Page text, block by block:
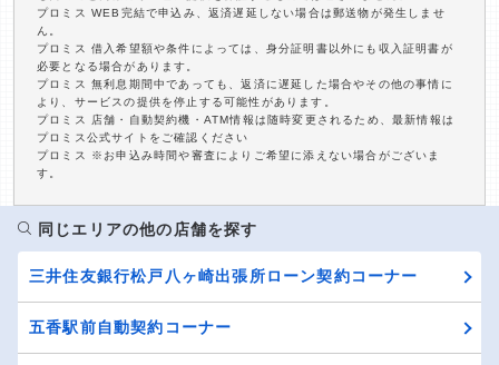
プロミス WEB完結で申込み、返済遅延しない場合は郵送物が発生しませ
ん。
プロミス 借入希望額や条件によっては、身分証明書以外にも収入証明書が
必要となる場合があります。
プロミス 無利息期間中であっても、返済に遅延した場合やその他の事情に
より、サービスの提供を停止する可能性があります。
プロミス 店舗・自動契約機・ATM情報は随時変更されるため、最新情報は
プロミス公式サイトをご確認ください
プロミス ※お申込み時間や審査によりご希望に添えない場合がございま
す。
同じエリアの他の店舗を探す
三井住友銀行松戸八ヶ崎出張所ローン契約コーナー
五香駅前自動契約コーナー